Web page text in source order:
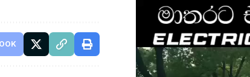
Video
Player